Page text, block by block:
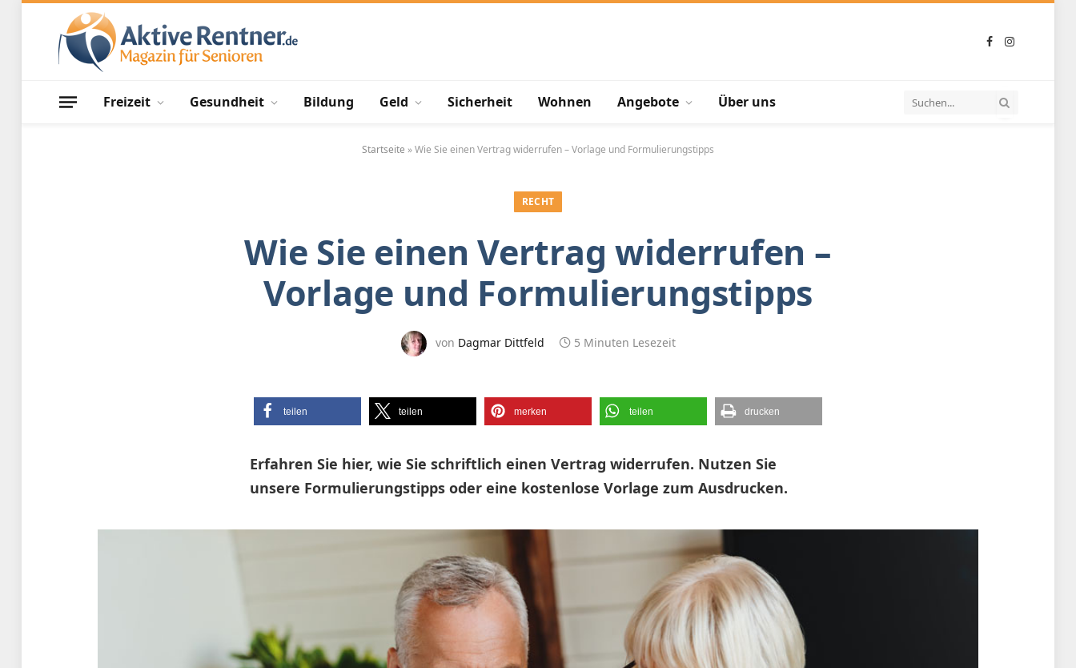
FacebookInstagram
Freizeit Gesundheit Bildung Geld Sicherheit Wohnen Angebote Über uns
Startseite »Wie Sie einen Vertrag widerrufen – Vorlage und Formulierungstipps
RECHT
Wie Sie einen Vertrag widerrufen –
Vorlage und Formulierungstipps
von Dagmar Dittfeld 5 Minuten Lesezeit
teilen teilen merken teilen drucken
Erfahren Sie hier, wie Sie schriftlich einen Vertrag widerrufen. Nutzen Sie
unsere Formulierungstipps oder eine kostenlose Vorlage zum Ausdrucken.